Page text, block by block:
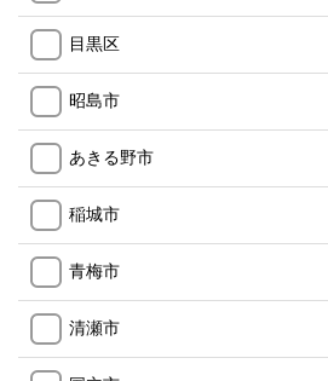
目黒区
昭島市
あきる野市
稲城市
青梅市
清瀬市